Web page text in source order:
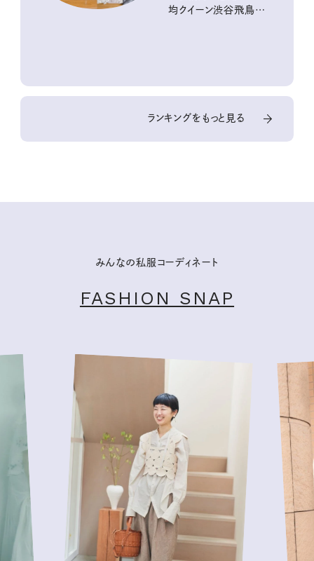
均クイーン渋谷飛鳥の
ランキングをもっと見る
みんなの私服コーディネート
FASHION SNAP